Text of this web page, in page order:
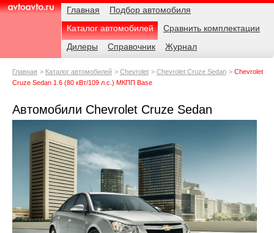
AvtoAvto.ru
Навигация Главная
Подбор автомобиля
Каталог автомобилей
Сравнить комплектации
Дилеры
Справочник Журнал
Родительские
Главная Каталог автомобилей Chevrolet Chevrolet Cruze Sedan
Chevrolet
Cruze Sedan 1.6 (80 кВт/109 л.с.) МКПП Base
Автомобили Chevrolet Cruze Sedan
Примечания